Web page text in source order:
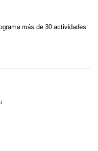
más de 30 actividades